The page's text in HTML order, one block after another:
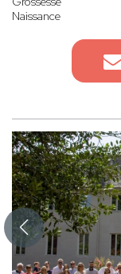
Naissance